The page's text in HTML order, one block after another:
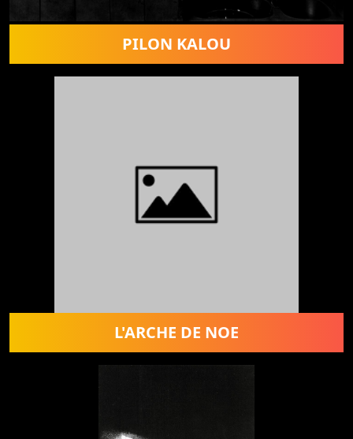
PILON KALOU
L'ARCHE DE NOE